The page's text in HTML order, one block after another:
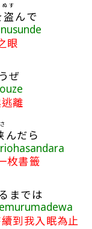
盗
ぬす
んで
眼
ぜ
離
んだら
枚書籤
るまでは
到我入眠為止